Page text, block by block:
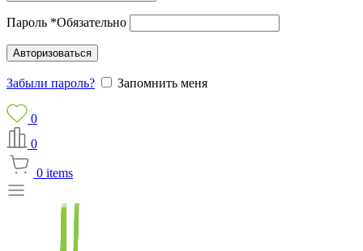
Пароль *Обязательно
Авторизоваться
Забыли пароль? Запомнить меня
0
0
0 items